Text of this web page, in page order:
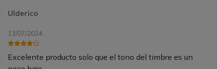
Ulderico
13/07/2024
Excelente producto solo que el tono del timbre es un